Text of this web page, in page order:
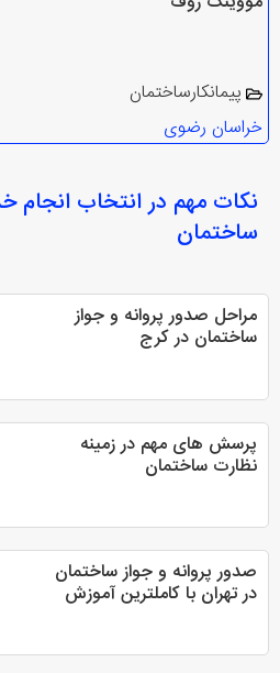
پیمانکارساختمان
خراسان رضوی
نکات مهم در انتخاب انجام
ساختمان
مراحل صدور پروانه و جواز
ساختمان در کرج
پرسش های مهم در زمینه
نظارت ساختمان
صدور پروانه و جواز ساختمان
در تهران با کاملترین آموزش